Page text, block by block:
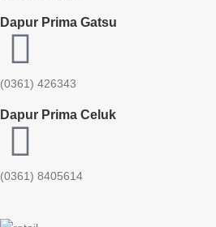
Dapur Prima Gatsu
(0361) 426343
Dapur Prima Celuk
(0361) 8405614